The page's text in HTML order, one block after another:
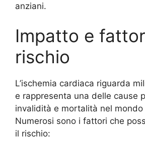
anziani.
Impatto e
rischio
L’ischemia cardiaca riguarda
e rappresenta una delle cause
invalidità e mortalità nel
Numerosi sono i fattori che
il rischio: